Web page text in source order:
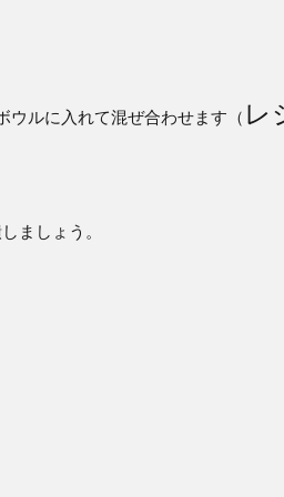
ウルに入れて混ぜ合わせます（ レ
ましょう。